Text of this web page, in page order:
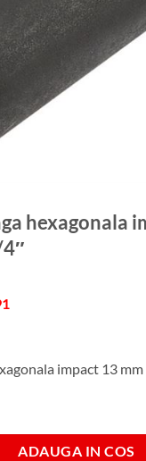
impact 13
ADAUGA IN COS